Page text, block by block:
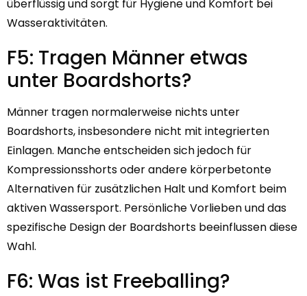
überflüssig und sorgt für Hygiene und Komfort bei
Wasseraktivitäten.
F5: Tragen Männer etwas
unter Boardshorts?
Männer tragen normalerweise nichts unter
Boardshorts, insbesondere nicht mit integrierten
Einlagen. Manche entscheiden sich jedoch für
Kompressionsshorts oder andere körperbetonte
Alternativen für zusätzlichen Halt und Komfort beim
aktiven Wassersport. Persönliche Vorlieben und das
spezifische Design der Boardshorts beeinflussen diese
Wahl.
F6: Was ist Freeballing?